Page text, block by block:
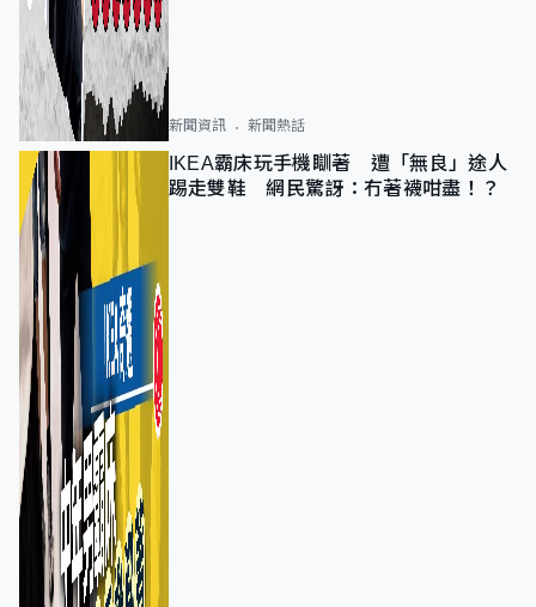
新聞資訊 新聞熱話
IKEA霸床玩手機瞓著 遭「無良」途人
踢走雙鞋 網民驚訝：冇著襪咁盡！？